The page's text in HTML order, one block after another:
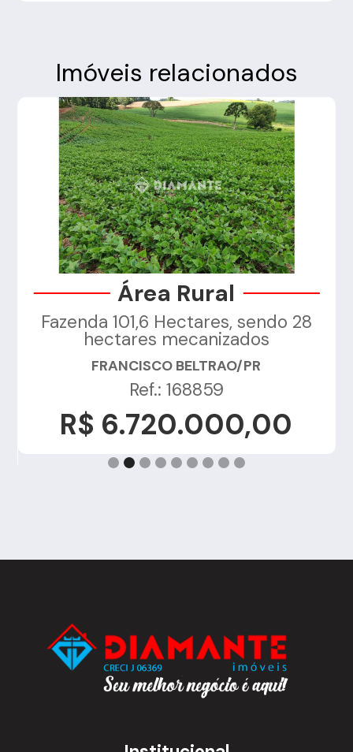
Imóveis relacionados
Área Rural
Fazenda 101,6 Hectares, sendo 28
hectares mecanizados
FRANCISCO BELTRAO/PR
Ref.: 168859
R$ 6.720.000,00